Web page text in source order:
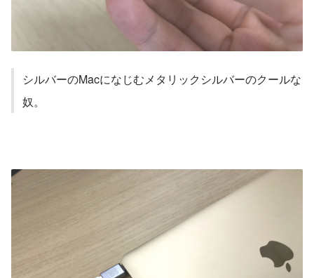
シルバーのMacになじむメタリックシルバーのクールな
奴。